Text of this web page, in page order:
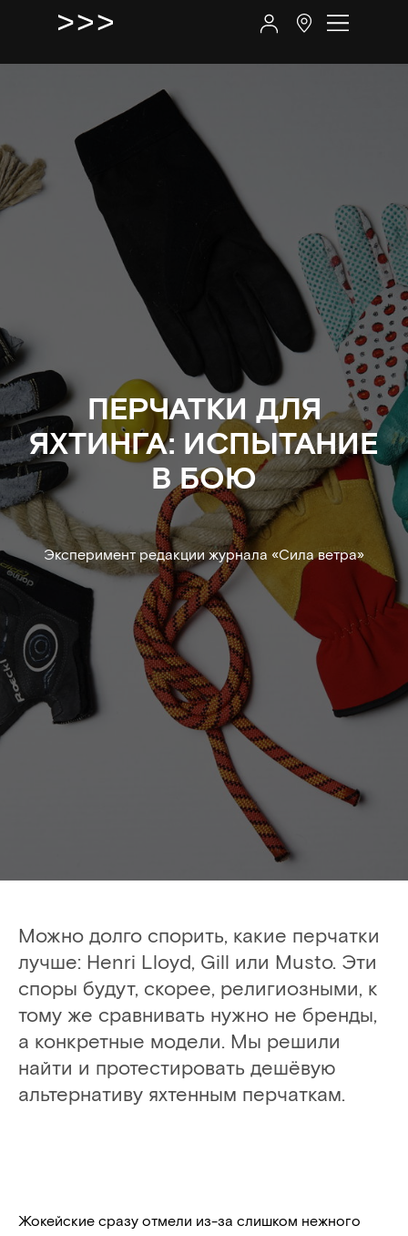
ПЕРЧАТКИ ДЛЯ
ЯХТИНГА: ИСПЫТАНИЕ
В БОЮ
Эксперимент редакции журнала «Сила ветра»
Можно долго спорить, какие перчатки
лучше: Henri Lloyd, Gill или Musto. Эти
споры будут, скорее, религиозными, к
тому же сравнивать нужно не бренды,
а конкретные модели. Мы решили
найти и протестировать дешёвую
альтернативу яхтенным перчаткам.
Жокейские сразу отмели из-за слишком нежного